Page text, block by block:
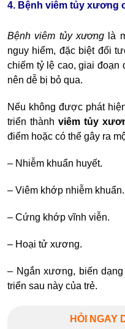
4. Bệnh viêm tủy xương
Bệnh viêm tủy xương là
nguy hiểm, đặc biệt đối
chiếm tỷ lệ cao, giai đoạn
nên dễ bị bỏ qua.
Nếu không được phát
triển thànhviêm tủy
điểm hoặc có thể gây ra
– Nhiễm khuẩn huyết.
– Viêm khớp nhiễm khuẩn.
– Cứng khớp vĩnh viễn.
– Hoại tử xương.
– Ngắn xương, biến
triển sau này của trẻ.
HỎI NGAY